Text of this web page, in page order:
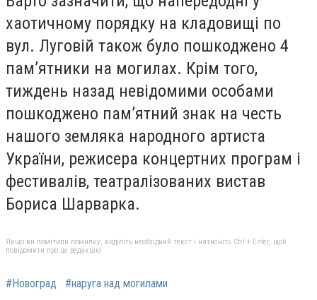
хаотичному порядку на кладовищі по
вул. Луговій також було пошкоджено 4
пам’ятники на могилах. Крім того,
тиждень назад невідомими особами
пошкоджено пам’ятний знак на честь
нашого земляка народного артиста
України, режисера концертних програм і
фестивалів, театралізованих вистав
Бориса Шарварка.
Якщо ви помітили помилку, виділіть необхідний текст і натисніть Ctrl + Enter, щоб
повідомити про це редакцію
#Новоград #наруга над могилами